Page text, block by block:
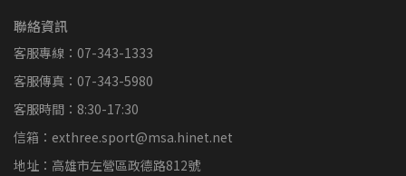
聯絡資訊
客服專線：07-343-1333
客服傳真：07-343-5980
客服時間：8:30-17:30
信箱：exthree.sport@msa.hinet.net
地址：高雄市左營區政德路812號